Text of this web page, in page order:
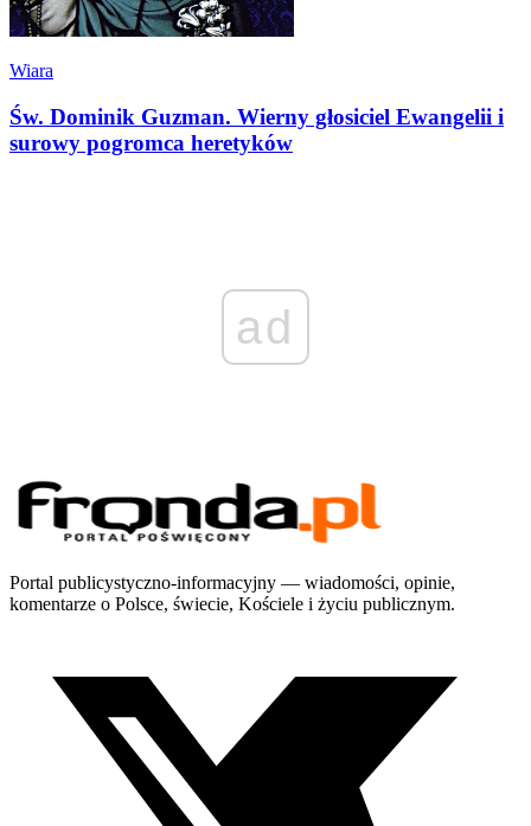
Wiara
Św. Dominik Guzman. Wierny głosiciel Ewangelii i
surowy pogromca heretyków
ad
Portal publicystyczno-informacyjny — wiadomości, opinie,
komentarze o Polsce, świecie, Kościele i życiu publicznym.